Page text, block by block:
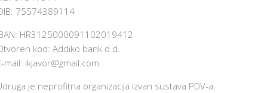
75574389114
HR3125000091102019412
kod: Addiko bank d.d.
mail: ikjavor@gmail.com
je neprofitna organizacija izvan sustava PDV-a.